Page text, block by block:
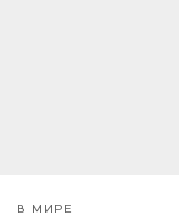
В МИРЕ